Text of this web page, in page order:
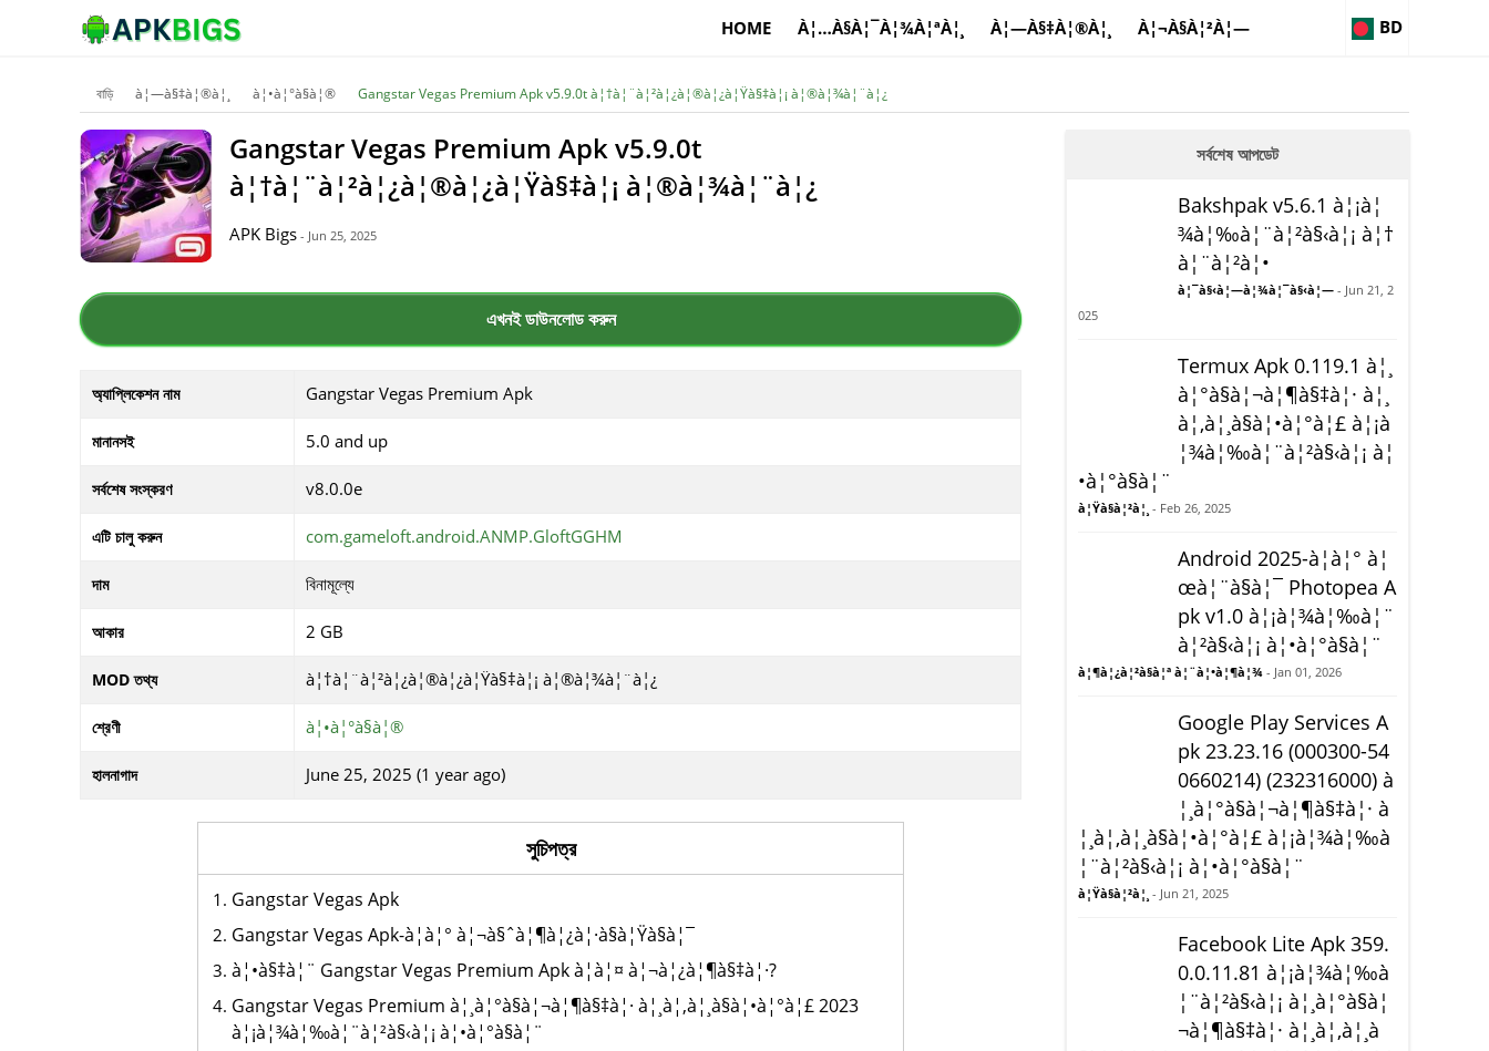
HOME À¦…À§À¦¯À¦¾À¦ªÀ¦¸ À¦—À§‡À¦®À¦¸ À¦¬À§À¦²À¦— BD
বাড়ি à¦—à§‡à¦®à¦¸ à¦•à¦°à§à¦® Gangstar Vegas Premium Apk v5.9.0t à¦†à¦¨à¦²à¦¿à¦®à¦¿à¦Ÿà§‡à¦¡ à¦®à¦¾à¦¨à¦¿
Gangstar Vegas Premium Apk v5.9.0t
à¦†à¦¨à¦²à¦¿à¦®à¦¿à¦Ÿà§‡à¦¡ à¦®à¦¾à¦¨à¦¿
APK Bigs - Jun 25, 2025
এখনই ডাউনলোড করুন
অ্যাপ্লিকেশন নাম Gangstar Vegas Premium Apk
মানানসই 5.0 and up
সর্বশেষ সংস্করণ v8.0.0e
এটি চালু করুন com.gameloft.android.ANMP.GloftGGHM
দাম বিনামূল্যে
আকার 2 GB
MOD তথ্য à¦†à¦¨à¦²à¦¿à¦®à¦¿à¦Ÿà§‡à¦¡ à¦®à¦¾à¦¨à¦¿
শ্রেণী à¦•à¦°à§à¦®
হালনাগাদ June 25, 2025 (1 year ago)
সুচিপত্র
Gangstar Vegas Apk
Gangstar Vegas Apk-à¦à¦° à¦¬à§ˆà¦¶à¦¿à¦·à§à¦Ÿà§à¦¯
à¦•à§‡à¦¨ Gangstar Vegas Premium Apk à¦à¦¤ à¦¬à¦¿à¦¶à§‡à¦·?
Gangstar Vegas Premium à¦¸à¦°à§à¦¬à¦¶à§‡à¦· à¦¸à¦‚à¦¸à§à¦•à¦°à¦£ 2023
à¦¡à¦¾à¦‰à¦¨à¦²à§‹à¦¡ à¦•à¦°à§à¦¨
সর্বশেষ আপডেট
Bakshpak v5.6.1 à¦¡à¦
¾à¦‰à¦¨à¦²à§‹à¦¡ à¦†
à¦¨à¦²à¦•
à¦¯à§‹à¦—à¦¾à¦¯à§‹à¦— - Jun 21, 2
025
Termux Apk 0.119.1 à¦¸
à¦°à§à¦¬à¦¶à§‡à¦· à¦¸
à¦‚à¦¸à§à¦•à¦°à¦£ à¦¡à
¦¾à¦‰à¦¨à¦²à§‹à¦¡ à¦
•à¦°à§à¦¨
à¦Ÿà§à¦²à¦¸ - Feb 26, 2025
Android 2025-à¦à¦° à¦
œà¦¨à§à¦¯ Photopea A
pk v1.0 à¦¡à¦¾à¦‰à¦¨
à¦²à§‹à¦¡ à¦•à¦°à§à¦¨
à¦¶à¦¿à¦²à§à¦ª à¦¨à¦•à¦¶à¦¾ - Jan 01, 2026
Google Play Services A
pk 23.23.16 (000300-54
0660214) (232316000) à
¦¸à¦°à§à¦¬à¦¶à§‡à¦· à
¦¸à¦‚à¦¸à§à¦•à¦°à¦£ à¦¡à¦¾à¦‰à
¦¨à¦²à§‹à¦¡ à¦•à¦°à§à¦¨
à¦Ÿà§à¦²à¦¸ - Jun 21, 2025
Facebook Lite Apk 359.
0.0.11.81 à¦¡à¦¾à¦‰à
¦¨à¦²à§‹à¦¡ à¦¸à¦°à§à¦
¬à¦¶à§‡à¦· à¦¸à¦‚à¦¸à